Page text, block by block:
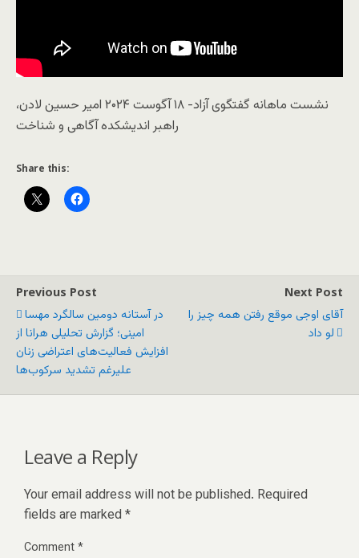
نشست ماهانه گفتگوی آزاد- ۱۸ آگوست ۲۰۲۴ امیر حسین لادن،
راهبر اندیشکده آگاهی و شناخت
Share this:
Previous Post
در آستانه دومین سالگرد مهسا
امینی؛ گزارش تحلیلی هرانا از
افزایش فعالیت‌های اعتراضی زنان
علیرغم تشدید سرکوب‌ها
Next Post
آقای اوجی موقع رفتن همه چیز را
لو داد
Leave a Reply
Your email address will not be published. Required
fields are marked *
Comment*